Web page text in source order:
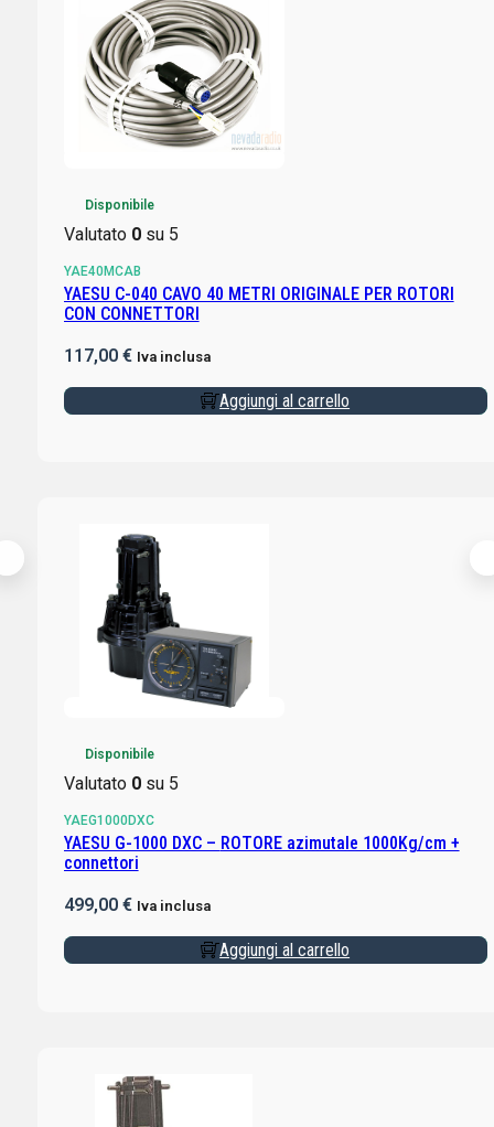
Disponibile
Valutato 0su 5
YAE40MCAB
YAESU C-040 CAVO 40 METRI ORIGINALE PER ROTORI
CON CONNETTORI
117,00 € Iva inclusa
Aggiungi al carrello
Disponibile
Valutato 0su 5
YAEG1000DXC
YAESU G-1000 DXC – ROTORE azimutale 1000Kg/cm +
connettori
499,00 € Iva inclusa
Aggiungi al carrello